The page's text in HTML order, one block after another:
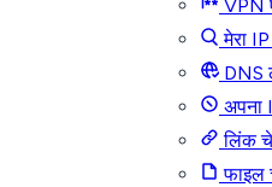
VPN
मेरा
DNS
अपना
लिंक
फाइल